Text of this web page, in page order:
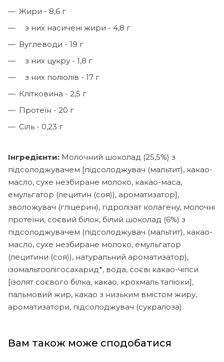
Жири - 8,6 г
з них насичені жири - 4,8 г
Вуглеводи - 19 г
з них цукру - 1,8 г
з них поліолів - 17 г
Клітковина - 2,5 г
Протеїн - 20 г
Сіль - 0,23 г
Інгредієнти: Молочний шоколад (25,5%) з
підсолоджувачем [підсолоджувач (мальтит), какао-
масло, сухе незбиране молоко, какао-маса,
емульгатор (лецитин (соя)), ароматизатор],
зволожувач (гліцерин), гідролізат колагену, молочні
протеїни, соєвий білок, білий шоколад (6%) з
підсолоджувачем (підсолоджувач (мальтит), какао-
масло, сухе незбиране молоко, емульгатор
(лецитини (соя)), натуральний ароматизатор),
ізомальтоолігосахарид*, вода, соєві какао-чіпси
[ізолят соєвого білка, какао, крохмаль тапіоки],
пальмовий жир, какао з низьким вмістом жиру,
ароматизатори, підсолоджувач (сукралоза).
Вам також може сподобатися